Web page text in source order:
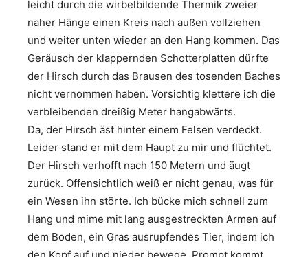
leicht durch die wirbelbildende Thermik zweier
naher Hänge einen Kreis nach außen vollziehen
und weiter unten wieder an den Hang kommen. Das
Geräusch der klappernden Schotterplatten dürfte
der Hirsch durch das Brausen des tosenden Baches
nicht vernommen haben. Vorsichtig klettere ich die
verbleibenden dreißig Meter hangabwärts.
Da, der Hirsch äst hinter einem Felsen verdeckt.
Leider stand er mit dem Haupt zu mir und flüchtet.
Der Hirsch verhofft nach 150 Metern und äugt
zurück. Offensichtlich weiß er nicht genau, was für
ein Wesen ihn störte. Ich bücke mich schnell zum
Hang und mime mit lang ausgestreckten Armen auf
dem Boden, ein Gras ausrupfendes Tier, indem ich